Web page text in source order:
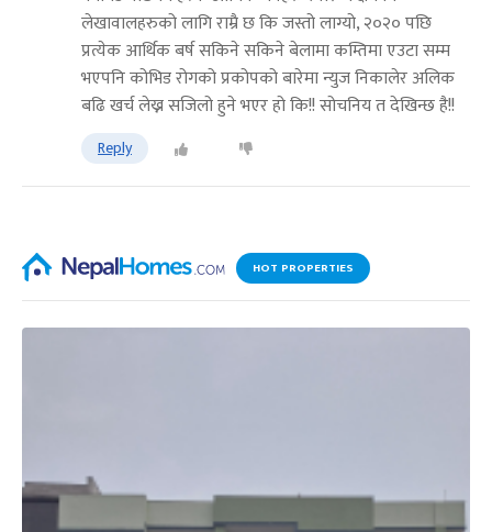
लेखावालहरुको लागि राम्रै छ कि जस्तो लाग्यो, २०२० पछि
प्रत्येक आर्थिक बर्ष सकिने सकिने बेलामा कम्तिमा एउटा सम्म
भएपनि कोभिड रोगको प्रकोपको बारेमा न्युज निकालेर अलिक
बढि खर्च लेख्न सजिलो हुने भएर हो कि!! सोचनिय त देखिन्छ है!!
Reply
HOT PROPERTIES